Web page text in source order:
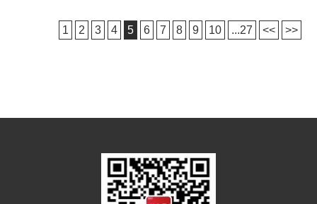
1 2 3 4 5 6 7 8 9 10 ...27 << >>